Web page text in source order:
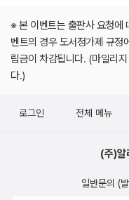
※ 본 이벤트는 출판사 요청에
벤트의 경우 도서정가제 규정
립금이 차감됩니다. (마일리
다.)
로그인 전체 메뉴
(주)알
일반문의 (